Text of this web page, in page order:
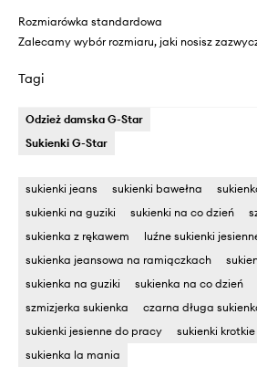
Rozmiarówka standardowa
Zalecamy wybór rozmiaru, jaki nosisz
Tagi
Odzież damska G-Star
Sukienki G-Star
sukienki jeans sukienki bawełna
sukienki na guziki
sukienki na co dzień
sukienka z rękawem
luźne sukienki
sukienka jeansowa na ramiączkach
sukienka na guziki
sukienka na co dzień
szmizjerka sukienka
czarna długa
sukienki jesienne do pracy
sukienki krotkie
sukienka la mania